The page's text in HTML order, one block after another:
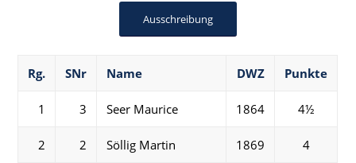
Ausschreibung
Rg. SNr Name DWZ Punkte
1 3 Seer Maurice 1864 4½
2 2 Söllig Martin 1869 4